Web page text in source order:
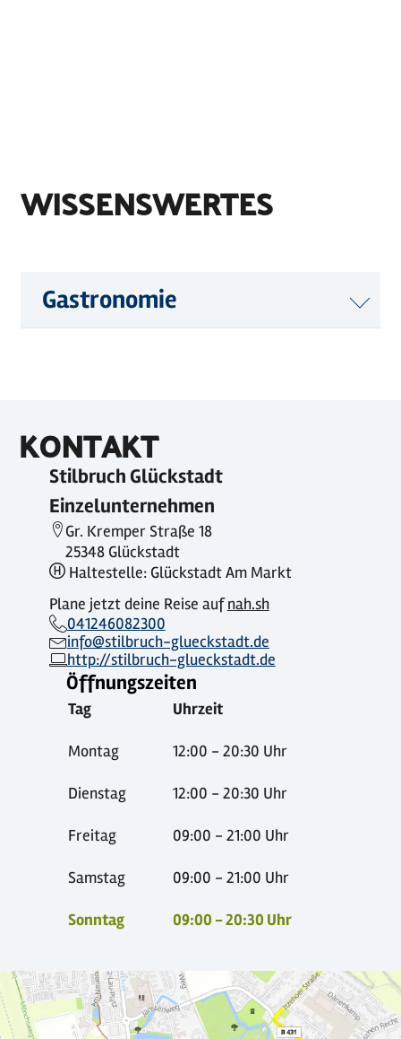
WISSENSWERTES
Gastronomie
KONTAKT
Stilbruch Glückstadt
Einzelunternehmen
Gr. Kremper Straße 18
25348 Glückstadt
Haltestelle: Glückstadt Am Markt
Plane jetzt deine Reise aufnah.sh
041246082300
info@stilbruch-glueckstadt.de
http://stilbruch-glueckstadt.de
Öffnungszeiten
Tag Uhrzeit
Montag 12:00 - 20:30 Uhr
Dienstag 12:00 - 20:30 Uhr
Freitag 09:00 - 21:00 Uhr
Samstag 09:00 - 21:00 Uhr
Sonntag 09:00 - 20:30 Uhr